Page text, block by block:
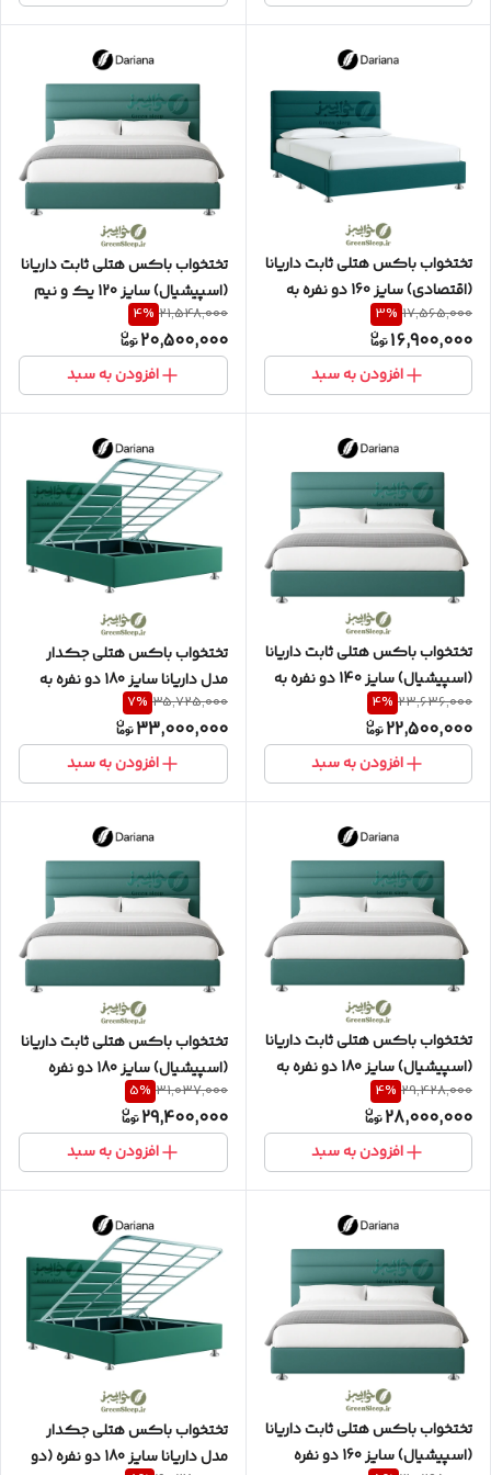
تختخواب باکس هتلی ثابت داریانا
(اقتصادی) سایز 160 دو نفره به
همراه تاج طرح افقی
17,565,000
3%
16,900,000
افزودن به سبد
تختخواب باکس هتلی ثابت داریانا
(اسپیشیال) سایز 120 یک و نیم
نفره به همراه تاج افقی
21,548,000
4%
20,500,000
افزودن به سبد
تختخواب باکس هتلی ثابت داریانا
(اسپیشیال) سایز 140 دو نفره به
همراه تاج افقی
23,636,000
4%
22,500,000
افزودن به سبد
تختخواب باکس هتلی جکدار
مدل داریانا سایز 180 دو نفره به
همراه تاج افقی
35,725,000
7%
33,000,000
افزودن به سبد
تختخواب باکس هتلی ثابت داریانا
(اسپیشیال) سایز 180 دو نفره به
همراه تاج افقی
29,428,000
4%
28,000,000
افزودن به سبد
تختخواب باکس هتلی ثابت داریانا
(اسپیشیال) سایز 180 دو نفره
(دوتکه) به همراه تاج افقی
31,037,000
5%
29,400,000
افزودن به سبد
تختخواب باکس هتلی ثابت داریانا
(اسپیشیال) سایز 160 دو نفره
تختخواب باکس هتلی جکدار
مدل داریانا سایز 180 دو نفره (دو